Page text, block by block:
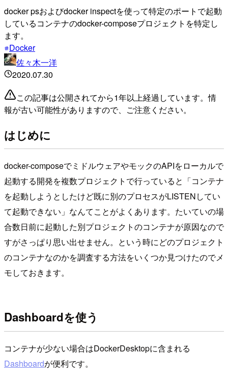
docker psおよびdocker inspectを使って特定のポートで起動
しているコンテナのdocker-composeプロジェクトを特定し
ます。
Docker
佐々木一洋
2020.07.30
この記事は公開されてから1年以上経過しています。情
報が古い可能性がありますので、ご注意ください。
はじめに
docker-composeでミドルウェアやモックのAPIをローカルで
起動する開発を複数プロジェクトで行っていると「コンテナ
を起動しようとしたけど既に別のプロセスがLISTENしてい
て起動できない」なんてことがよくあります。たいていの場
合数日前に起動した別プロジェクトのコンテナが原因なので
すがさっぱり思い出せません。という時にどのプロジェクト
のコンテナなのかを調査する方法をいくつか見つけたのでメ
モしておきます。
Dashboardを使う
コンテナが少ない場合はDockerDesktopに含まれる
Dashboardが便利です。